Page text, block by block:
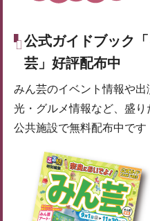
公式ガイドブック
芸」好評配布中
みん芸のイベント情報や
光・グルメ情報など、盛
公共施設で無料配布中です